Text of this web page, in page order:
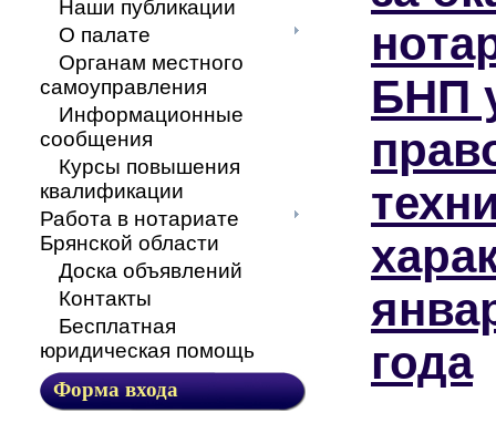
Наши публикации
О палате
Органам местного
самоуправления
Информационные
сообщения
Курсы повышения
квалификации
Работа в нотариате
Брянской области
Доска объявлений
Контакты
Бесплатная
юридическая помощь
Форма входа
БНП
года